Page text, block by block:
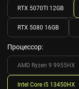
RTX 5070TI 12GB
RTX 5080 16GB
Процессор:
AMD Ryzen 9 9955HX
Intel Core i5 13450HX